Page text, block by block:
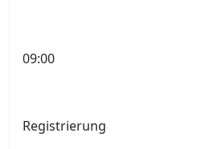
09:00
Registrierung